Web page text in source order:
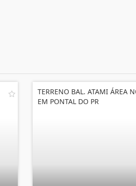
TERRENO BAL. ATAMI ÁREA
EM PONTAL DO PR